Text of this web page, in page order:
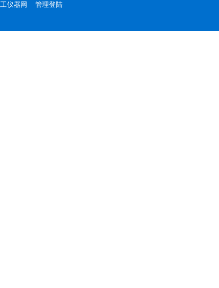
工仪器网
管理登陆